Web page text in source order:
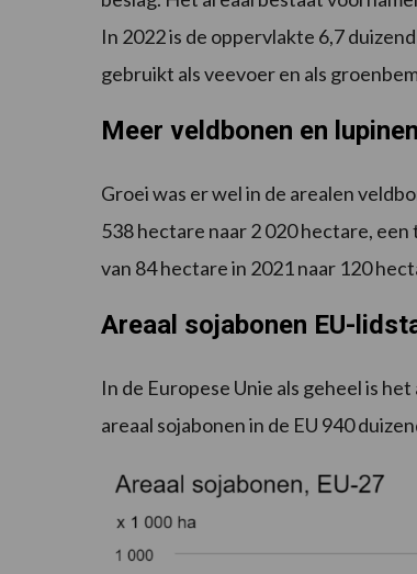
In 2022 is de oppervlakte 6,7
gebruikt als veevoer en als
Meer veldbonen en
Groei was er wel in de arealen
538 hectare naar 2 020 hectare,
van 84 hectare in 2021 naar 120
Areaal sojabonen EU-
In de Europese Unie als geheel is
areaal sojabonen in de EU 940